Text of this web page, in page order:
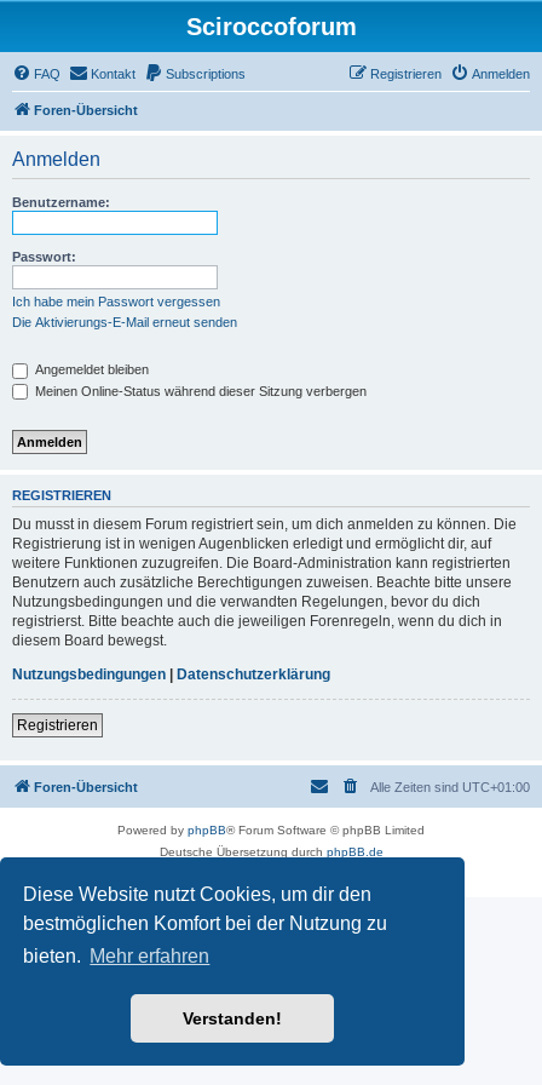
Diese Website nutzt Cookies, um dir den
bestmöglichen Komfort bei der Nutzung zu
bieten. Mehr erfahren
Verstanden!
Sciroccoforum
FAQ Kontakt Subscriptions Anmelden
Registrieren
Foren-Übersicht
Anmelden
Benutzername:
Passwort:
Ich habe mein Passwort vergessen
Die Aktivierungs-E-Mail erneut senden
Angemeldet bleiben
Meinen Online-Status während dieser Sitzung verbergen
REGISTRIEREN
Du musst in diesem Forum registriert sein, um dich anmelden zu können. Die
Registrierung ist in wenigen Augenblicken erledigt und ermöglicht dir, auf
weitere Funktionen zuzugreifen. Die Board-Administration kann registrierten
Benutzern auch zusätzliche Berechtigungen zuweisen. Beachte bitte unsere
Nutzungsbedingungen und die verwandten Regelungen, bevor du dich
registrierst. Bitte beachte auch die jeweiligen Forenregeln, wenn du dich in
diesem Board bewegst.
Nutzungsbedingungen | Datenschutzerklärung
Registrieren
Foren-Übersicht Alle Zeiten sind UTC+01:00
Powered by phpBB® Forum Software © phpBB Limited
Deutsche Übersetzung durch phpBB.de